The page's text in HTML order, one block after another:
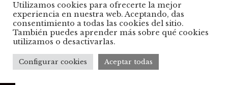
Utilizamos cookies para ofrecerte la mejor
experiencia en nuestra web. Aceptando, das
consentimiento a todas las cookies del sitio.
También puedes aprender más sobre qué cookies
utilizamos o desactivarlas.
Configurar cookies Aceptar todas